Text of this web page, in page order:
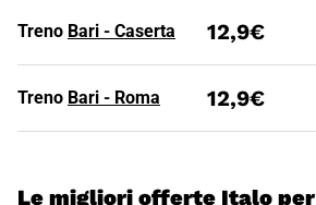
Treno Bari - Caserta 12,9€
Treno Bari - Roma 12,9€
Le migliori offerte Italo per